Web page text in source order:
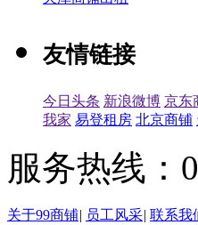
友情链接
今日头条 新浪微博 京东
我家 易登租房 北京商铺
服务热线：
关于99商铺| 员工风采| 联系我